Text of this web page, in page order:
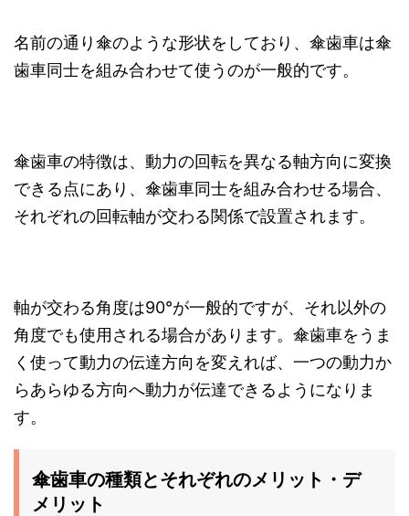
名前の通り傘のような形状をしており、傘歯車は傘
歯車同士を組み合わせて使うのが一般的です。
傘歯車の特徴は、動力の回転を異なる軸方向に変換
できる点にあり、傘歯車同士を組み合わせる場合、
それぞれの回転軸が交わる関係で設置されます。
軸が交わる角度は90°が一般的ですが、それ以外の
角度でも使用される場合があります。傘歯車をうま
く使って動力の伝達方向を変えれば、一つの動力か
らあらゆる方向へ動力が伝達できるようになりま
す。
傘歯車の種類とそれぞれのメリット・デ
メリット